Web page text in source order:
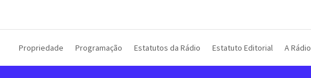
Propriedade Programação Estatutos da Rádio Estatuto Editorial A Rádio